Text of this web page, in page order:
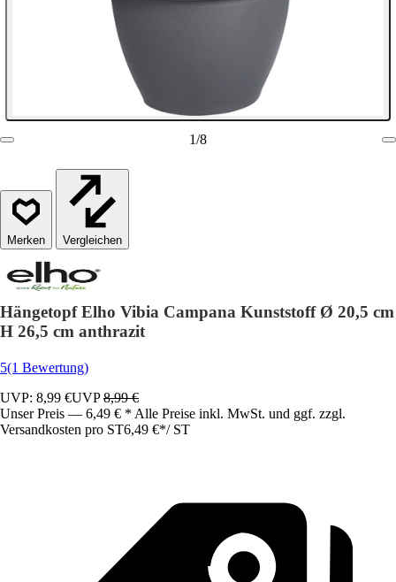
1/8
Vergleichen
Hängetopf Elho Vibia Campana Kunststoff Ø 20,5 cm
H 26,5 cm anthrazit
5(1 Bewertung)
UVP: 8,99 €UVP8,99 €
Unser Preis — 6,49 € * Alle Preise inkl. MwSt. und ggf. zzgl.
Versandkosten pro ST6,49 €*/ ST